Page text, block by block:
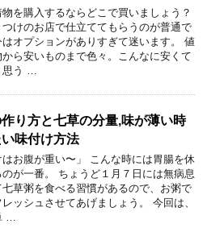
を購入するならどこで買いましょう？
けのお店で仕立ててもらうのが普通で
はオプションがありすぎて迷います。 値
ら安いものまで色々。こんなに安くて
う …
り方と七草の分量,味が薄い時
味付け方法
はお腹が重い〜」 こんな時には胃腸を休
が一番。 ちょうど１月７日には無病息
七草粥を食べる習慣があるので、お粥で
ッシュさせてあげましょう。 今回は、
…